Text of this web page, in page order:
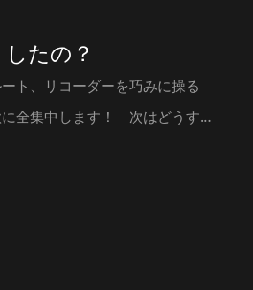
たの？
ト、リコーダーを巧みに操る
に全集中します！ 次はどうす…